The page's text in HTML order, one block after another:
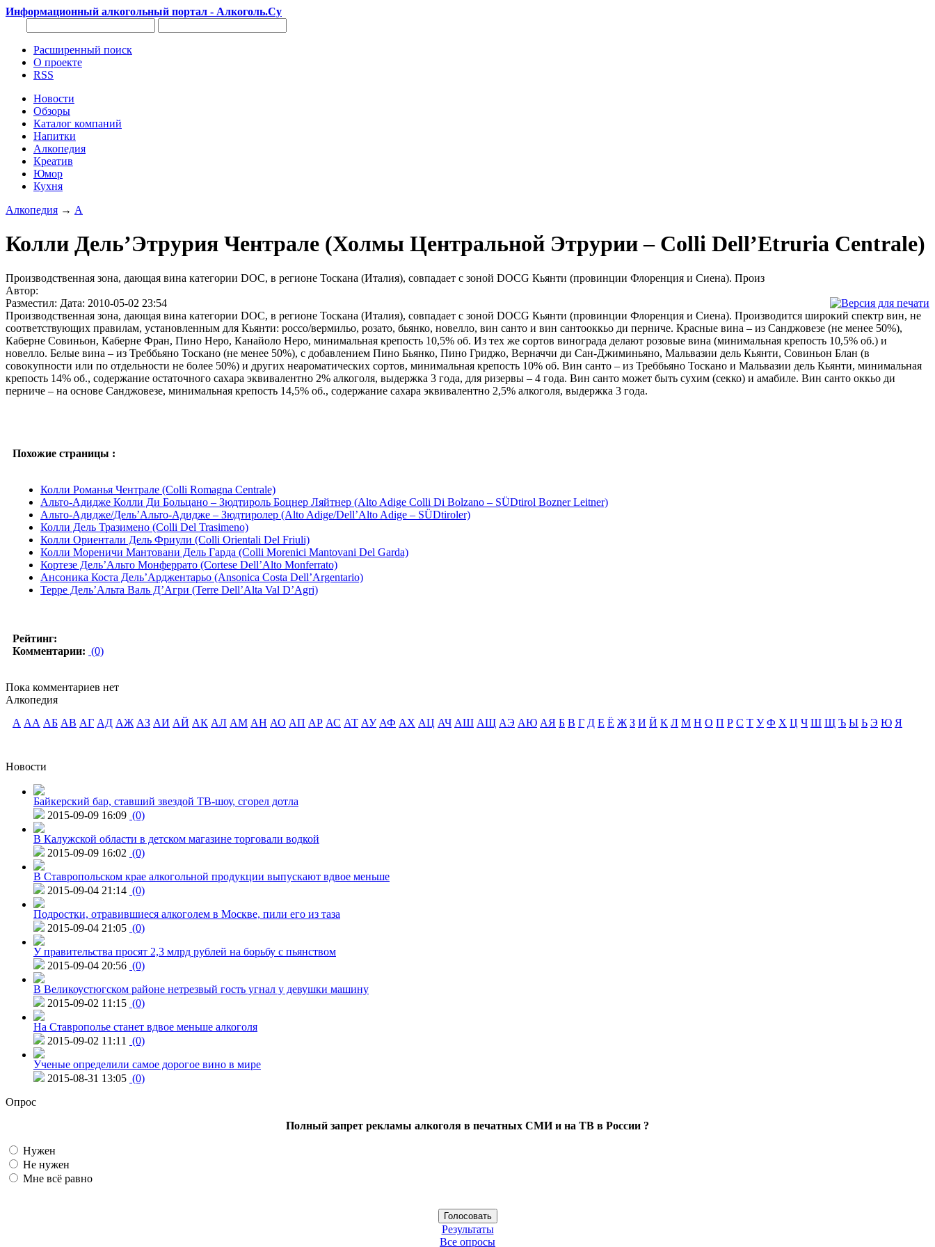
Информационный алкогольный портал - Алкоголь.Су
Расширенный поиск
О проекте
RSS
Новости
Обзоры
Каталог компаний
Напитки
Алкопедия
Креатив
Юмор
Кухня
Алкопедия → А
Колли Дель’Этрурия Чентрале (Холмы Центральной Этрурии – Colli Dell’Etruria Centrale)
Производственная зона, дающая вина категории DOC, в регионе Тоскана (Италия), совпадает с зоной DOCG Кьянти (провинции Флоренция и Сиена). Произ
Автор:
Разместил: Дата: 2010-05-02 23:54
Производственная зона, дающая вина категории DOC, в регионе Тоскана (Италия), совпадает с зоной DOCG Кьянти (провинции Флоренция и Сиена). Производится широкий спектр вин, не
соответствующих правилам, установленным для Кьянти: россо/вермильо, розато, бьянко, новелло, вин санто и вин сантооккьо ди перниче. Красные вина – из Санджовезе (не менее 50%),
Каберне Совиньон, Каберне Фран, Пино Неро, Канайоло Неро, минимальная крепость 10,5% об. Из тех же сортов винограда делают розовые вина (минимальная крепость 10,5% об.) и
новелло. Белые вина – из Треббьяно Тоскано (не менее 50%), с добавлением Пино Бьянко, Пино Гриджо, Верначчи ди Сан-Джиминьяно, Мальвазии дель Кьянти, Совиньон Блан (в
совокупности или по отдельности не более 50%) и других неароматических сортов, минимальная крепость 10% об. Вин санто – из Треббьяно Тоскано и Мальвазии дель Кьянти, минимальная
крепость 14% об., содержание остаточного сахара эквивалентно 2% алкоголя, выдержка 3 года, для ризервы – 4 года. Вин санто может быть сухим (секко) и амабиле. Вин санто оккьо ди
перниче – на основе Санджовезе, минимальная крепость 14,5% об., содержание сахара эквивалентно 2,5% алкоголя, выдержка 3 года.
Похожие страницы :
Колли Романья Чентрале (Colli Romagna Centrale)
Альто-Адидже Колли Ди Больцано – Зюдтироль Боцнер Ляйтнер (Alto Adige Colli Di Bolzano – SÜDtirol Bozner Leitner)
Альто-Адидже/Дель’Альто-Адидже – Зюдтиролер (Alto Adige/Dell’Alto Adige – SÜDtiroler)
Колли Дель Тразимено (Colli Del Trasimeno)
Колли Ориентали Дель Фриули (Colli Orientali Del Friuli)
Колли Мореничи Мантовани Дель Гарда (Colli Morenici Mantovani Del Garda)
Кортезе Дель’Альто Монферрато (Cortese Dell’Alto Monferrato)
Ансоника Коста Дель’Арджентарьо (Ansonica Costa Dell’Argentario)
Терре Дель’Альта Валь Д’Агри (Terre Dell’Alta Val D’Agri)
Рейтинг:
Комментарии: (0)
Пока комментариев нет
Алкопедия
А АА АБ АВ АГ АД АЖ АЗ АИ АЙ АК АЛ АМ АН АО АП АР АС АТ АУ АФ АХ АЦ АЧ АШ АЩ АЭ АЮ АЯ Б В Г Д Е Ё Ж З И Й К Л М Н О П Р С Т У Ф Х Ц Ч Ш Щ Ъ Ы Ь Э Ю Я
Новости
Байкерский бар, ставший звездой ТВ-шоу, сгорел дотла
2015-09-09 16:09 (0)
В Калужской области в детском магазине торговали водкой
2015-09-09 16:02 (0)
В Ставропольском крае алкогольной продукции выпускают вдвое меньше
2015-09-04 21:14 (0)
Подростки, отравившиеся алкоголем в Москве, пили его из таза
2015-09-04 21:05 (0)
У правительства просят 2,3 млрд рублей на борьбу с пьянством
2015-09-04 20:56 (0)
В Великоустюгском районе нетрезвый гость угнал у девушки машину
2015-09-02 11:15 (0)
На Ставрополье станет вдвое меньше алкоголя
2015-09-02 11:11
(0)
Ученые определили самое дорогое вино в мире
2015-08-31 13:05 (0)
Опрос
Полный запрет рекламы алкоголя в печатных СМИ и на ТВ в России ?
Нужен
Не нужен
Мне всё равно
Результаты
Все опросы